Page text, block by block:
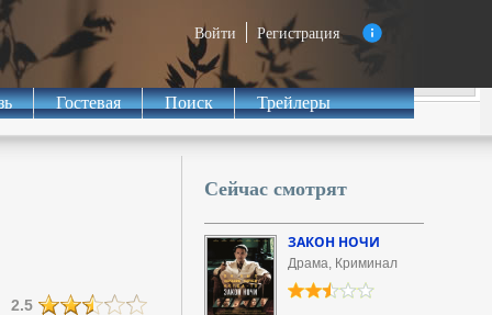
Войти Регистрация
Гостевая Поиск Трейлеры
2.5
Сейчас смотрят
ЗАКОН НОЧИ
Драма, Криминал